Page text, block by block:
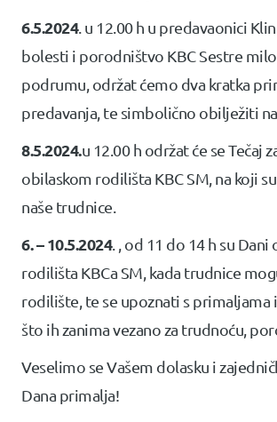
6.5.2024. u 12.00 h u predavaonici
bolesti i porodništvo KBC Sestre
podrumu, održat ćemo dva kratka
predavanja, te simbolično obilježiti
8.5.2024.u 12.00 h održat će se Tečaj
obilaskom rodilišta KBC SM, na koji
naše trudnice.
6. – 10.5.2024. , od 11 do 14 h su
rodilišta KBCa SM, kada trudnice
rodilište, te se upoznati s primaljama
što ih zanima vezano za trudnoću,
Veselimo se Vašem dolasku i
Dana primalja!